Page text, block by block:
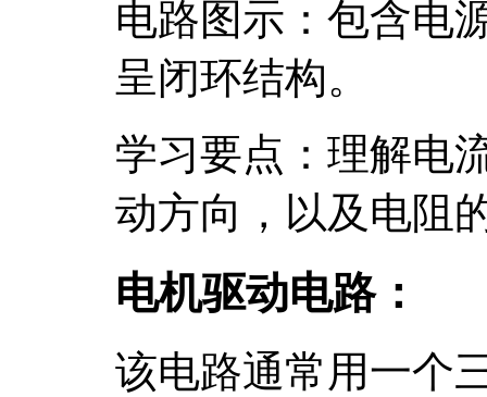
电路图示：包含电
呈闭环结构。
学习要点：理解电
动方向，以及电阻
电机驱动电路：
该电路通常用一个